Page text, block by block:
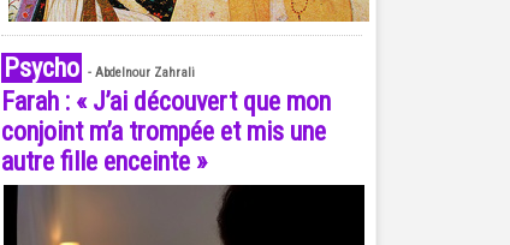
Psycho - Abdelnour Zahrali
Farah : « J’ai découvert que mon
conjoint m’a trompée et mis une
autre fille enceinte »